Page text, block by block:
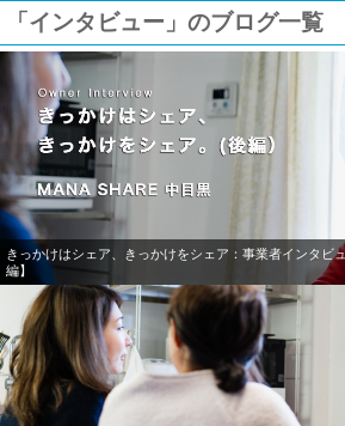
「インタビュー」のブログ一覧
きっかけはシェア、きっかけをシェア：事業者インタビ
編】